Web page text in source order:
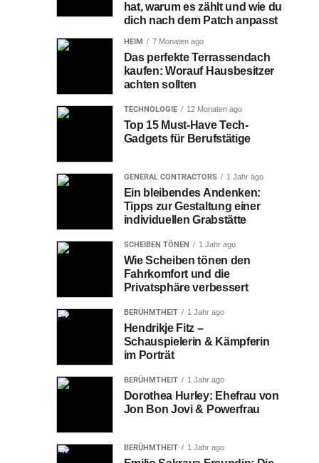
hat, warum es zählt und wie du
dich nach dem Patch anpasst
HEIM 7 Monaten ago
Das perfekte Terrassendach
kaufen: Worauf Hausbesitzer
achten sollten
TECHNOLOGIE 12 Monaten ago
Top 15 Must-Have Tech-
Gadgets für Berufstätige
GENERAL CONTRACTORS 1 Jahr ago
Ein bleibendes Andenken:
Tipps zur Gestaltung einer
individuellen Grabstätte
SCHEIBEN TÖNEN 1 Jahr ago
Wie Scheiben tönen den
Fahrkomfort und die
Privatsphäre verbessert
BERÜHMTHEIT 1 Jahr ago
Hendrikje Fitz –
Schauspielerin & Kämpferin
im Porträt
BERÜHMTHEIT 1 Jahr ago
Dorothea Hurley: Ehefrau von
Jon Bon Jovi & Powerfrau
BERÜHMTHEIT 1 Jahr ago